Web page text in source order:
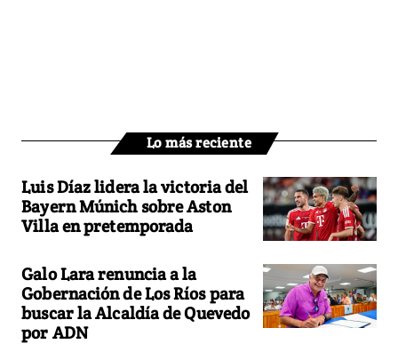
Lo más reciente
Luis Díaz lidera la victoria del
Bayern Múnich sobre Aston
Villa en pretemporada
Galo Lara renuncia a la
Gobernación de Los Ríos para
buscar la Alcaldía de Quevedo
por ADN